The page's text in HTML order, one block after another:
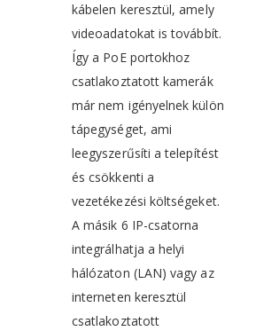
kábelen keresztül, amely
videoadatokat is továbbít.
Így a PoE portokhoz
csatlakoztatott kamerák
már nem igényelnek külön
tápegységet, ami
leegyszerűsíti a telepítést
és csökkenti a
vezetékezési költségeket.
A másik 6 IP-csatorna
integrálhatja a helyi
hálózaton (LAN) vagy az
interneten keresztül
csatlakoztatott